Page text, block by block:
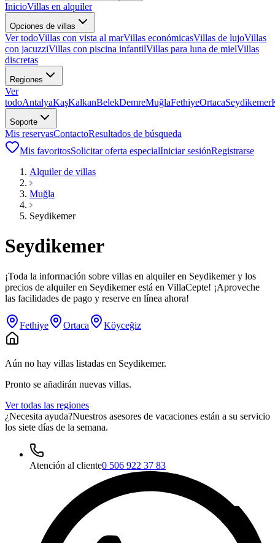
InicioVillas en alquiler
Opciones de villas
Ver todoVillas con vista al marVillas económicasVillas de lujoVillas
con jacuzziVillas con piscina infantilVillas para luna de mielVillas
discretas
Regiones
Ver
todoAntalyaKaşKalkanBelekDemreMuğlaFethiyeOrtacaSeydikemer
Soporte
Mis reservasContactoResultados de búsqueda
Mis favoritosSolicitar oferta especialIniciar sesiónRegistrarse
Alquiler de villas
Muğla
Seydikemer
Seydikemer
¡Toda la información sobre villas en alquiler en Seydikemer y los
precios de alquiler en Seydikemer está en VillaCepte! ¡Aproveche
las facilidades de pago y reserve en línea ahora!
Fethiye Ortaca Köyceğiz
Aún no hay villas listadas en Seydikemer.
Pronto se añadirán nuevas villas.
Ver todas las regiones
¿Necesita ayuda?Nuestros asesores de vacaciones están a su servicio
los siete días de la semana.
Atención al cliente0 506 922 37 83